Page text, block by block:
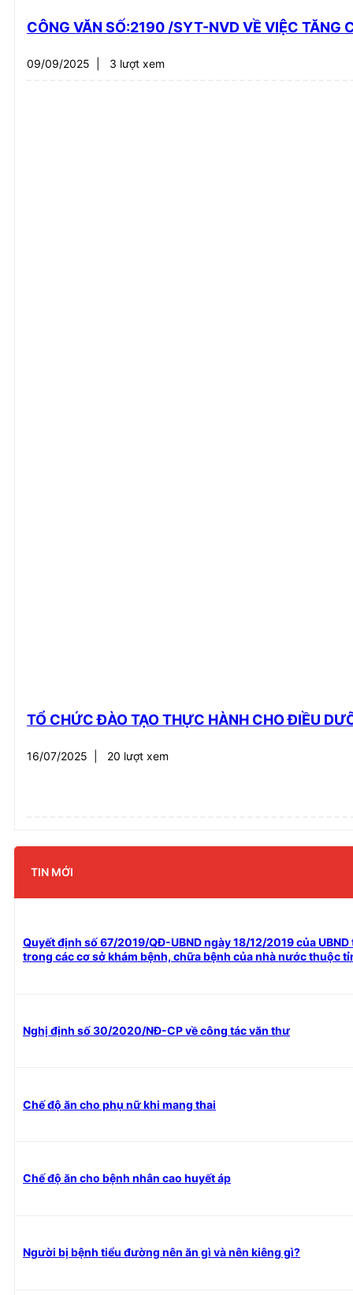
CÔNG VĂN SỐ:2190 /SYT-NVD VỀ VIỆC TĂNG
09/09/2025 3 lượt xem
TỔ CHỨC ĐÀO TẠO THỰC HÀNH CHO ĐIỀU
16/07/2025 20 lượt xem
TIN MỚI
Quyết định số 67/2019/QĐ-UBND ngày 18/12/2019 của
trong các cơ sở khám bệnh, chữa bệnh của nhà nước thuộc
Nghị định số 30/2020/NĐ-CP về công tác văn thư
Chế độ ăn cho phụ nữ khi mang thai
Chế độ ăn cho bệnh nhân cao huyết áp
Người bị bệnh tiểu đường nên ăn gì và nên kiêng gì?